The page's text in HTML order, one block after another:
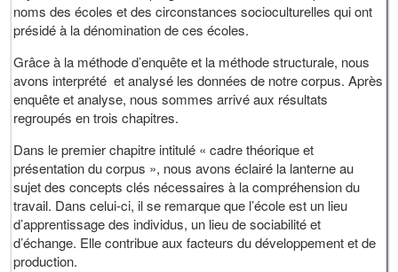
noms des écoles et des circonstances socioculturelles qui ont
présidé à la dénomination de ces écoles.
Grâce à la méthode d’enquête et la méthode structurale, nous
avons interprété et analysé les données de notre corpus. Après
enquête et analyse, nous sommes arrivé aux résultats
regroupés en trois chapitres.
Dans le premier chapitre intitulé « cadre théorique et
présentation du corpus », nous avons éclairé la lanterne au
sujet des concepts clés nécessaires à la compréhension du
travail. Dans celui-ci, il se remarque que l’école est un lieu
d’apprentissage des individus, un lieu de sociabilité et
d’échange. Elle contribue aux facteurs du développement et de
production.